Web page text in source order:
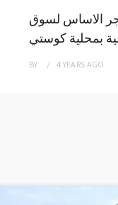
الاساس لسوق
بمحلية كوستي
BY 4 YEARS AGO